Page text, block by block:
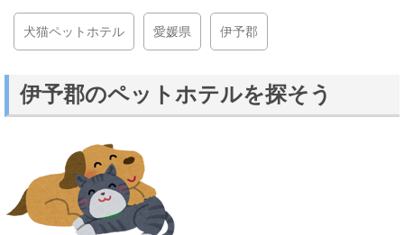
犬猫ペットホテル 愛媛県 伊予郡
伊予郡のペットホテルを探そう